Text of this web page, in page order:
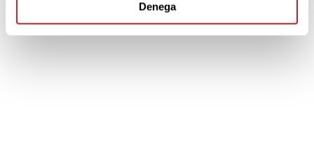
Denega